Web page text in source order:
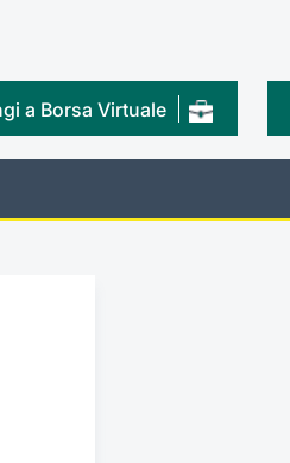
a Borsa Virtuale